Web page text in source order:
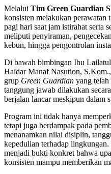
Melalui Tim Green Guardian
konsisten melakukan perawatan
pagi hari saat jam istirahat serta
meliputi penyiraman,
kebun, hingga pengontrolan
Di bawah bimbingan Ibu
Haidar Manaf Nasution,
grup Green Guardian yang
tanggung jawab dilakukan
berjalan lancar meskipun dalam
Program ini tidak hanya
tetapi juga berdampak pada
menanamkan nilai disiplin,
kepedulian terhadap
menjadi bukti konkret bahwa
konsisten mampu memberikan